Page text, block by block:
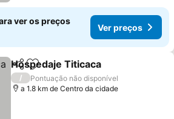
ver os preços
Ver preços
PartilharAdicionar aos favoritos
Hospedaje Titicaca
/
Pontuação não disponível
a 1.8 km de Centro da cidade